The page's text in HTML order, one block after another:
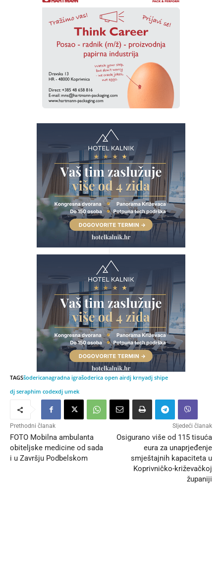
TAGSšodericanagradna igrašoderica open airdj krnyadj shipe
dj seraphim codexdj umek
Prethodni članak
FOTO Mobilna ambulanta
obiteljske medicine od sada
i u Završju Podbelskom
Sljedeći članak
Osigurano više od 115 tisuća
eura za unaprjeđenje
smještajnih kapaciteta u
Koprivničko-križevačkoj
županiji